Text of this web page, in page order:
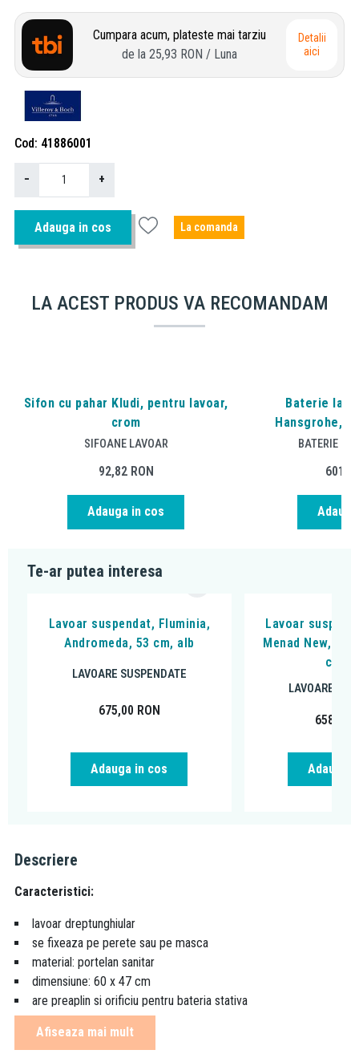
Cumpara acum, plateste mai tarziu
de la 25,93 RON / Luna
Detalii
aici
Cod 41886001
− +
Adauga in cos La comanda
LA ACEST PRODUS VA RECOMANDAM
Sifon cu pahar Kludi, pentru lavoar,
crom
SIFOANE LAVOAR
92,82 RON
Adauga in cos
Baterie
Hansgrohe,
BATERIE
Te-ar putea interesa
Lavoar suspendat, Fluminia,
Andromeda, 53 cm, alb
LAVOARE SUSPENDATE
675,00 RON
Adauga in cos
Lavoar
Menad New,
cm,
LAVOARE
658,00
Adauga
Descriere
Caracteristici:
lavoar dreptunghiular
se fixeaza pe perete sau pe masca
material: portelan sanitar
dimensiune: 60 x 47 cm
are preaplin si orificiu pentru bateria stativa
lavoarul nu contine bateria stativa
orificii secundare punctate,
Afiseaza mai mult